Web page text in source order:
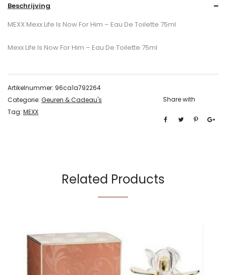
Beschrijving
MEXX Mexx Life Is Now For Him – Eau De Toilette 75ml
Mexx Life Is Now For Him – Eau De Toilette 75ml
Artikelnummer: 96ca1a792264
Categorie: Geuren & Cadeau's
Tag: MEXX
Share with
Related Products